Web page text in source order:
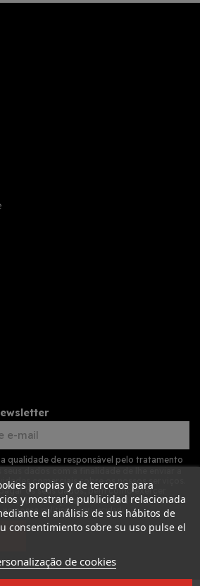
qualidade de responsável pelo tratamento
comerciais sobre os nossos serviços.
os seus dados, bem como exercer
as informações adicionais detalhadas
nossa política de privacidade
propias y de terceros para
y mostrarle publicidad relacionada
el análisis de sus hábitos de
consentimiento sobre su uso pulse el
de cookies